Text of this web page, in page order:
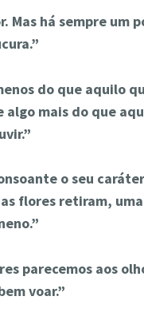
Mas há sempre um
do que aquilo
algo mais do que
o seu
flores retiram,
parecemos aos
voar.”